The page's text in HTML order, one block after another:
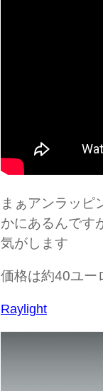
まぁアンラッピ
かにあるんです
気がします
価格は約40ユー
Raylight